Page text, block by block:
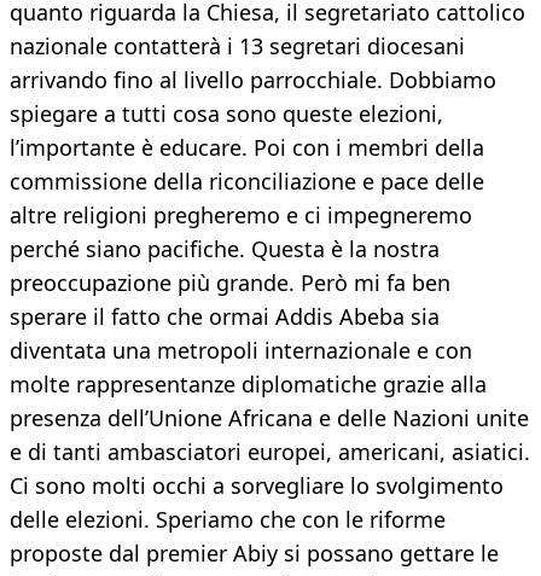
quanto riguarda la Chiesa, il segretariato cattolico
nazionale contatterà i 13 segretari diocesani
arrivando fino al livello parrocchiale. Dobbiamo
spiegare a tutti cosa sono queste elezioni,
l’importante è educare. Poi con i membri della
commissione della riconciliazione e pace delle
altre religioni pregheremo e ci impegneremo
perché siano pacifiche. Questa è la nostra
preoccupazione più grande. Però mi fa ben
sperare il fatto che ormai Addis Abeba sia
diventata una metropoli internazionale e con
molte rappresentanze diplomatiche grazie alla
presenza dell’Unione Africana e delle Nazioni unite
e di tanti ambasciatori europei, americani, asiatici.
Ci sono molti occhi a sorvegliare lo svolgimento
delle elezioni. Speriamo che con le riforme
proposte dal premier Abiy si possano gettare le